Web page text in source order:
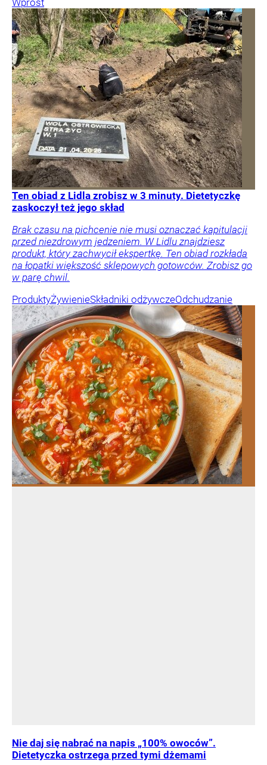
Ten obiad z Lidla zrobisz w 3 minuty. Dietetyczkę
zaskoczył też jego skład
Brak czasu na pichcenie nie musi oznaczać kapitulacji
przed niezdrowym jedzeniem. W Lidlu znajdziesz
produkt, który zachwycił ekspertkę. Ten obiad rozkłada
na łopatki większość sklepowych gotowców. Zrobisz go
w parę chwil.
ProduktyŻywienieSkładniki odżywczeOdchudzanie
Nie daj się nabrać na napis „100% owoców”.
Dietetyczka ostrzega przed tymi dżemami